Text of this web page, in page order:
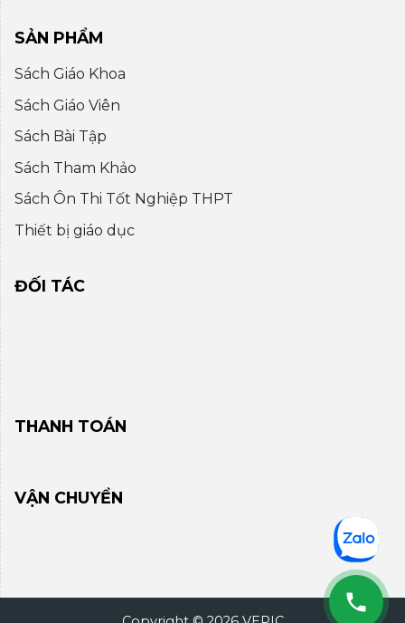
SẢN PHẨM
Sách Giáo Khoa
Sách Giáo Viên
Sách Bài Tập
Sách Tham Khảo
Sách Ôn Thi Tốt Nghiệp THPT
Thiết bị giáo dục
ĐỐI TÁC
THANH TOÁN
VẬN CHUYỂN